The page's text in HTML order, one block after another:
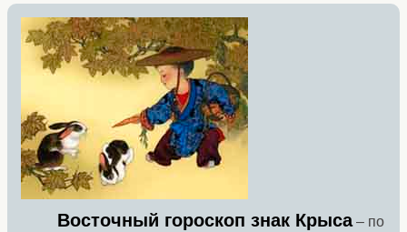
Восточный гороскоп знак Крыса– по